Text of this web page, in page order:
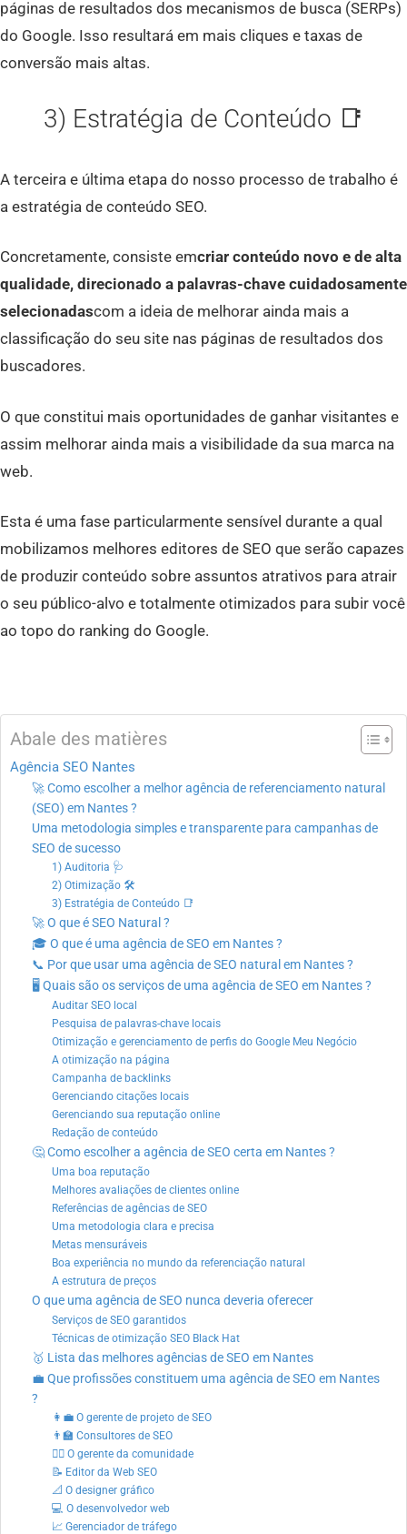
páginas de resultados dos mecanismos de busca (SERPs)
do Google. Isso resultará em mais cliques e taxas de
conversão mais altas.
3) Estratégia de Conteúdo 📑
A terceira e última etapa do nosso processo de trabalho é
a estratégia de conteúdo SEO.
Concretamente, consiste emcriar conteúdo novo e de alta
qualidade, direcionado a palavras-chave cuidadosamente
selecionadascom a ideia de melhorar ainda mais a
classificação do seu site nas páginas de resultados dos
buscadores.
O que constitui mais oportunidades de ganhar visitantes e
assim melhorar ainda mais a visibilidade da sua marca na
web.
Esta é uma fase particularmente sensível durante a qual
mobilizamos melhores editores de SEO que serão capazes
de produzir conteúdo sobre assuntos atrativos para atrair
o seu público-alvo e totalmente otimizados para subir você
ao topo do ranking do Google.
Abale des matières
Agência SEO Nantes
🚀 Como escolher a melhor agência de referenciamento natural
(SEO) em Nantes ?
Uma metodologia simples e transparente para campanhas de
SEO de sucesso
1) Auditoria 🩺
2) Otimização 🛠
3) Estratégia de Conteúdo 📑
🚀 O que é SEO Natural ?
🎓 O que é uma agência de SEO em Nantes ?
📞 Por que usar uma agência de SEO natural em Nantes ?
🖥️ Quais são os serviços de uma agência de SEO em Nantes ?
Auditar SEO local
Pesquisa de palavras-chave locais
Otimização e gerenciamento de perfis do Google Meu Negócio
A otimização na página
Campanha de backlinks
Gerenciando citações locais
Gerenciando sua reputação online
Redação de conteúdo
🤔 Como escolher a agência de SEO certa em Nantes ?
Uma boa reputação
Melhores avaliações de clientes online
Referências de agências de SEO
Uma metodologia clara e precisa
Metas mensuráveis
Boa experiência no mundo da referenciação natural
A estrutura de preços
O que uma agência de SEO nunca deveria oferecer
Serviços de SEO garantidos
Técnicas de otimização SEO Black Hat
🥇 Lista das melhores agências de SEO em Nantes
💼 Que profissões constituem uma agência de SEO em Nantes
?
👩‍💼 O gerente de projeto de SEO
👨‍🏫 Consultores de SEO
👨‍✈️ O gerente da comunidade
📝 Editor da Web SEO
📐 O designer gráfico
💻 O desenvolvedor web
📈 Gerenciador de tráfego